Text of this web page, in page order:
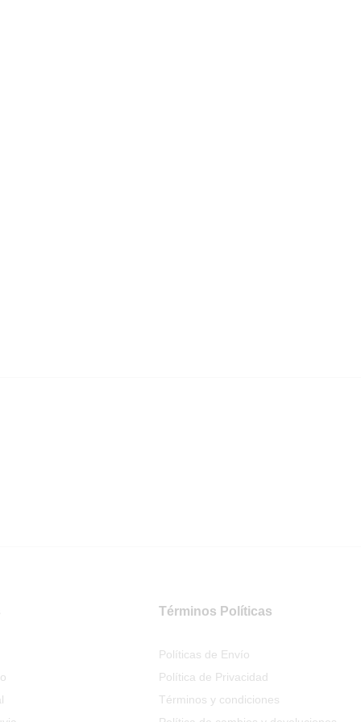
Términos Políticas
Políticas de Envío
Política de Privacidad
Términos y condiciones